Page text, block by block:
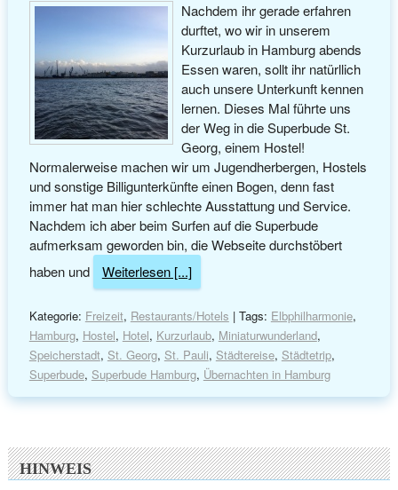
Nachdem ihr gerade erfahren
durftet, wo wir in unserem
Kurzurlaub in Hamburg abends
Essen waren, sollt ihr natürllich
auch unsere Unterkunft kennen
lernen. Dieses Mal führte uns
der Weg in die Superbude St.
Georg, einem Hostel!
Normalerweise machen wir um Jugendherbergen, Hostels
und sonstige Billigunterkünfte einen Bogen, denn fast
immer hat man hier schlechte Ausstattung und Service.
Nachdem ich aber beim Surfen auf die Superbude
aufmerksam geworden bin, die Webseite durchstöbert
haben und
Weiterlesen [...]
Kategorie: Freizeit, Restaurants/Hotels | Tags: Elbphilharmonie,
Hamburg, Hostel, Hotel, Kurzurlaub, Miniaturwunderland,
Speicherstadt, St. Georg, St. Pauli, Städtereise, Städtetrip,
Superbude, Superbude Hamburg, Übernachten in Hamburg
HINWEIS